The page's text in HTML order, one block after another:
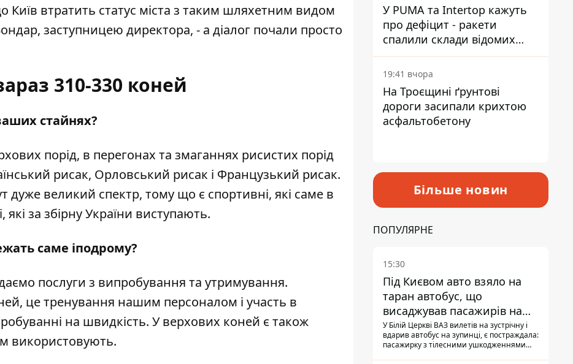
втратить статус міста з таким шляхетним видом
заступницею директора, - а діалог почали просто
310-330 коней
стайнях?
порід, в перегонах та змаганнях рисистих порід
рисак, Орловський рисак і Французький рисак.
дуже великий спектр, тому що є спортивні, які саме в
які за збірну України виступають.
саме іподрому?
послуги з випробування та утримування.
це тренування нашим персоналом і участь в
на швидкість. У верхових коней є також
використовують.
У PUMA та Intertop кажуть
про дефіцит - ракети
спалили склади відомих
брендів
19:41 вчора
На Троєщині ґрунтові
дороги засипали крихтою
асфальтобетону
Більше новин
ПОПУЛЯРНЕ
15:30
Під Києвом авто взяло на
таран автобус, що
висаджував пасажирів на
зупинці - пасажирка в
лікарні
У Білій Церкві ВАЗ вилетів на зустрічну і
вдарив автобус на зупинці, є постраждала:
пасажирку з тілесними ушкодженнями